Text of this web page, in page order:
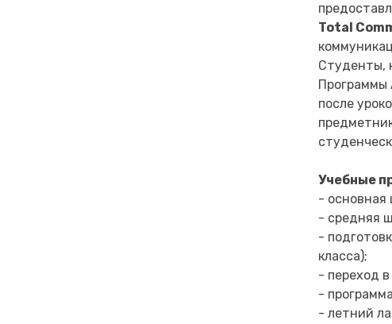
Total
Студенты,
Программы
после
Учебные
- основная
- средняя
-
класса);
- переход
-
- летний